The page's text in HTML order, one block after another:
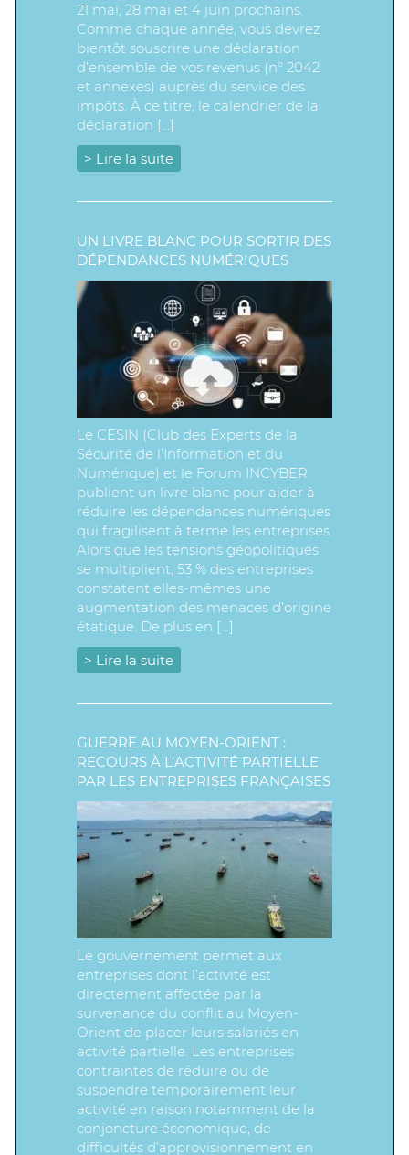
21 mai, 28 mai et 4 juin prochains.
Comme chaque année, vous devrez
bientôt souscrire une déclaration
d’ensemble de vos revenus (n° 2042
et annexes) auprès du service des
impôts. À ce titre, le calendrier de la
déclaration […]
> Lire la suite
UN LIVRE BLANC POUR SORTIR DES
DÉPENDANCES NUMÉRIQUES
Le CESIN (Club des Experts de la
Sécurité de l’Information et du
Numérique) et le Forum INCYBER
publient un livre blanc pour aider à
réduire les dépendances numériques
qui fragilisent à terme les entreprises.
Alors que les tensions géopolitiques
se multiplient, 53 % des entreprises
constatent elles-mêmes une
augmentation des menaces d’origine
étatique. De plus en […]
> Lire la suite
GUERRE AU MOYEN-ORIENT :
RECOURS À L’ACTIVITÉ PARTIELLE
PAR LES ENTREPRISES FRANÇAISES
Le gouvernement permet aux
entreprises dont l’activité est
directement affectée par la
survenance du conflit au Moyen-
Orient de placer leurs salariés en
activité partielle. Les entreprises
contraintes de réduire ou de
suspendre temporairement leur
activité en raison notamment de la
conjoncture économique, de
difficultés d’approvisionnement en